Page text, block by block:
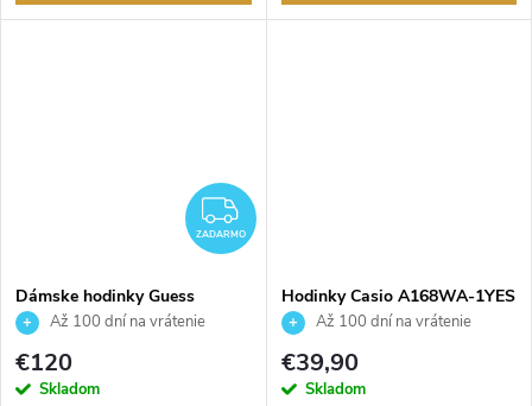
ZADARMO
ZADARMO
Dámske hodinky Guess
GW1027L1
Až 100 dní na vrátenie
tovaru. Autorizovaný predajca.
€120
Skladom
Hodinky Casio A168WA-1YES
Až 100 dní na vrátenie
tovaru. Autorizovaný predajca.
€39,90
Skladom